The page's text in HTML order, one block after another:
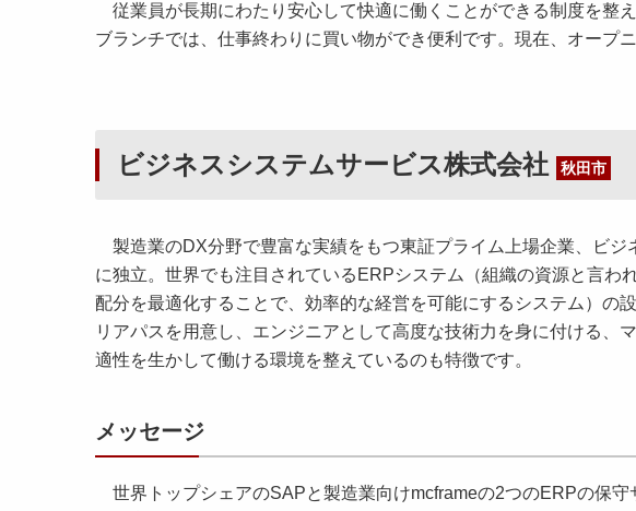
従業員が長期にわたり安心して快適に働くことができる制度を整
ブランチでは、仕事終わりに買い物ができ便利です。現在、オープ
ビジネスシステムサービス株式会社 秋田市
製造業のDX分野で豊富な実績をもつ東証プライム上場企業、ビ
に独立。世界でも注目されているERPシステム（組織の資源と言わ
配分を最適化することで、効率的な経営を可能にするシステム）の
リアパスを用意し、エンジニアとして高度な技術力を身に付ける、
適性を生かして働ける環境を整えているのも特徴です。
メッセージ
世界トップシェアのSAPと製造業向けmcframeの2つのERPの保